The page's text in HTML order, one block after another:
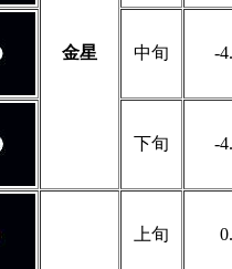
金星 中旬 -
下旬 -
上旬